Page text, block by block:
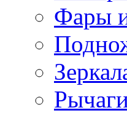
Фары